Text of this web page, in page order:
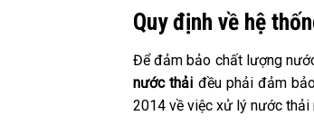
Quy định về hệ
Để đảm bảo chất lượng
nước thải đều phải đảm
2014 về việc xử lý nước thải